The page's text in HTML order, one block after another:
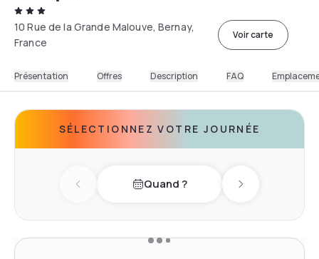
10 Rue de la Grande Malouve, Bernay,
France
Voir carte
Présentation Offres Description FAQ
SÉLECTIONNEZ VOTRE JOURNÉE
Previous dayQuand ? Next day